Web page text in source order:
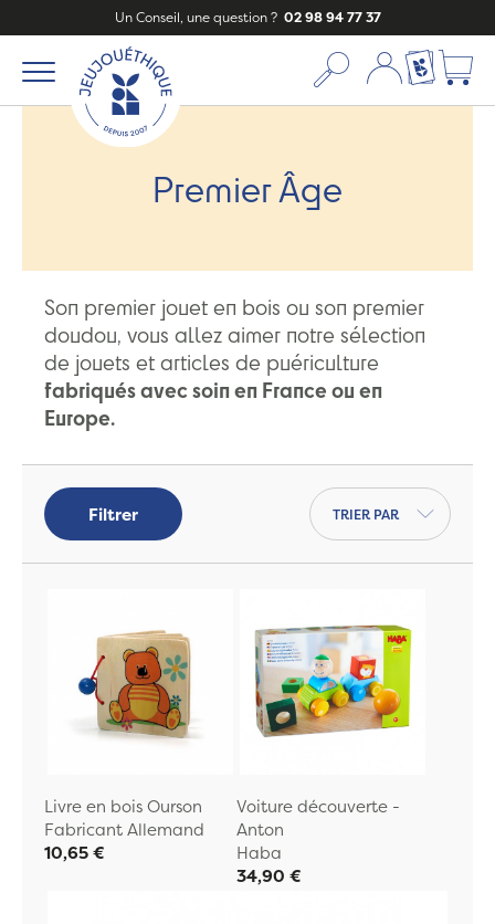
Un Conseil, une question ? 02 98 94 77 37
Mon compte
Ma liste
Premier Âge
Son premier jouet en bois ou son premier
doudou, vous allez aimer notre sélection
de jouets et articles de puériculture
fabriqués avec soin en France ou en
Europe.
Filtrer
Trier par
Livre en bois Ourson
Fabricant Allemand
10,65 €
Voiture découverte -
Anton
Haba
34,90 €